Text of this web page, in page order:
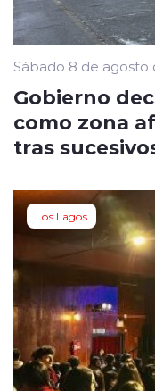
Sábado 8 de agosto
Gobierno
como zona
tras
Los Lagos